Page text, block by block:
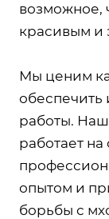
возможное,
красивым и
Мы ценим
обеспечить
работы.
работает
опытом и
борьбы с